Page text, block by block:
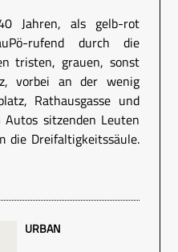
Jahren, als gelb-rot
rufend durch die
tristen, grauen, sonst
vorbei an der wenig
Rathausgasse und
sitzenden Leuten
die Dreifaltigkeitssäule.
URBAN